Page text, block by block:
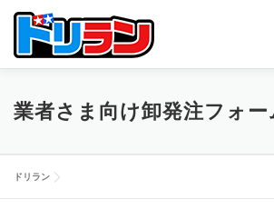
TOP ABOUT US NEWS
業者さま向け卸発注フォ
ドリラン